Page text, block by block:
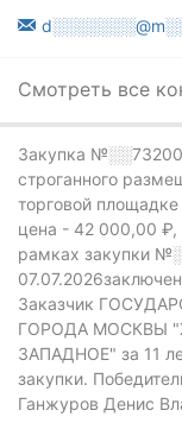
Смотреть все
Закупка
строганного
торговой
цена - 42 000,00 ₽,
рамках закупки
Заказчик
ГОРОДА МОСКВЫ
ЗАПАДНОЕ" за 11
закупки.
Ганжуров Денис